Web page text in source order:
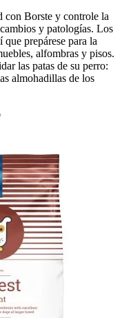
con Borste y controle la
y patologías. Los
prepárese para la
alfombras y pisos.
las patas de su perro:
almohadillas de los